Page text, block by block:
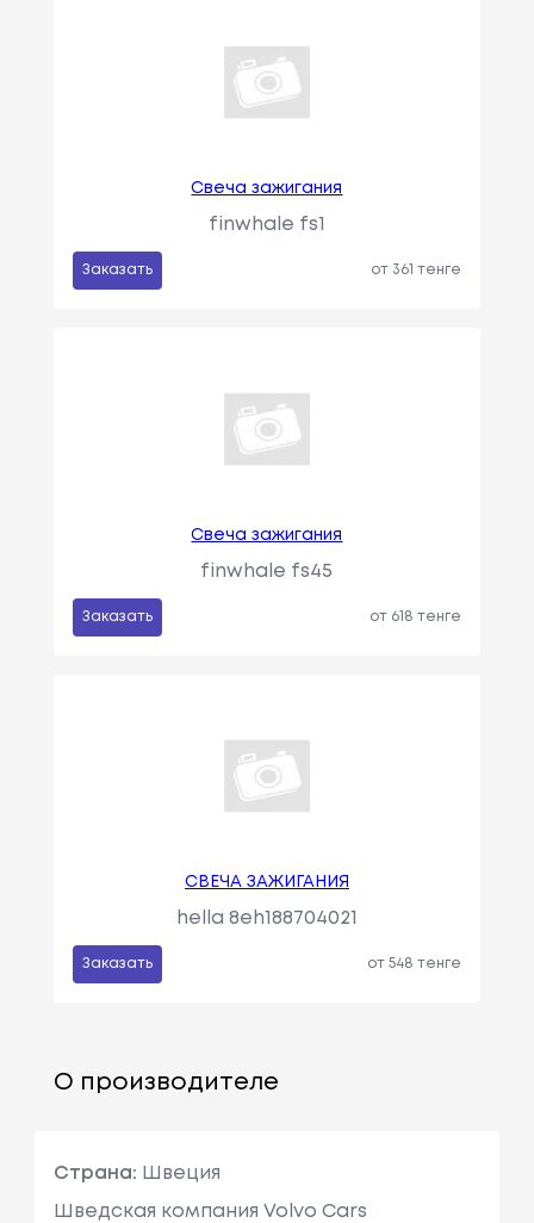
Свеча зажигания
finwhale fs1
Заказать от 361 тенге
Свеча зажигания
finwhale fs45
Заказать от 618 тенге
СВЕЧА ЗАЖИГАНИЯ
hella 8eh188704021
Заказать от 548 тенге
О производителе
Страна: Швеция
Шведская компания Volvo Cars